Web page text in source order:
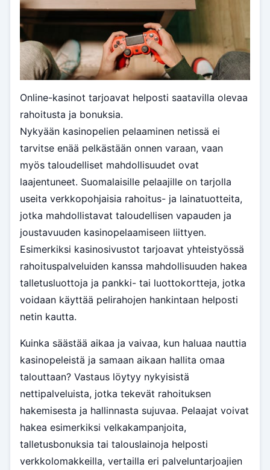
Online-kasinot tarjoavat helposti saatavilla olevaa
rahoitusta ja bonuksia.
Nykyään kasinopelien pelaaminen netissä ei
tarvitse enää pelkästään onnen varaan, vaan
myös taloudelliset mahdollisuudet ovat
laajentuneet. Suomalaisille pelaajille on tarjolla
useita verkkopohjaisia rahoitus- ja lainatuotteita,
jotka mahdollistavat taloudellisen vapauden ja
joustavuuden kasinopelaamiseen liittyen.
Esimerkiksi kasinosivustot tarjoavat yhteistyössä
rahoituspalveluiden kanssa mahdollisuuden hakea
talletusluottoja ja pankki- tai luottokortteja, jotka
voidaan käyttää pelirahojen hankintaan helposti
netin kautta.
Kuinka säästää aikaa ja vaivaa, kun haluaa nauttia
kasinopeleistä ja samaan aikaan hallita omaa
talouttaan? Vastaus löytyy nykyisistä
nettipalveluista, jotka tekevät rahoituksen
hakemisesta ja hallinnasta sujuvaa. Pelaajat voivat
hakea esimerkiksi velkakampanjoita,
talletusbonuksia tai talouslainoja helposti
verkkolomakkeilla, vertailla eri palveluntarjoajien